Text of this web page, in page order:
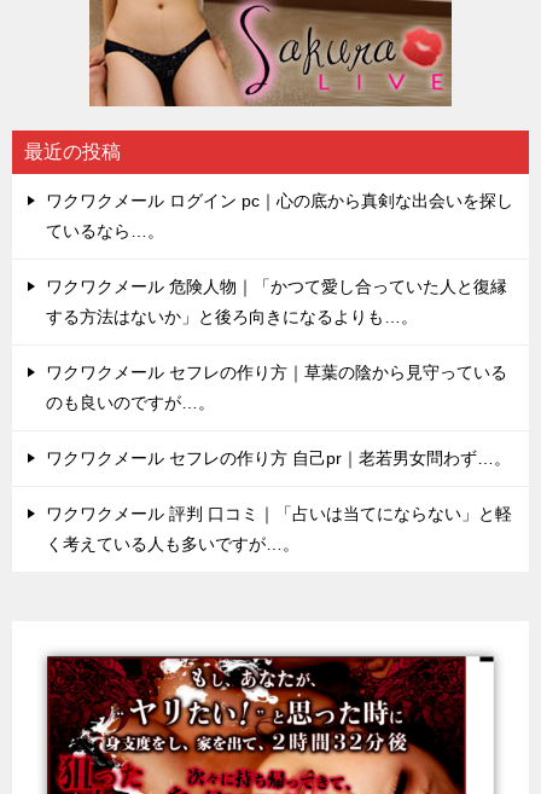
最近の投稿
ワクワクメール ログイン pc｜心の底から真剣な出会いを探し
ているなら…。
ワクワクメール 危険人物｜「かつて愛し合っていた人と復縁
する方法はないか」と後ろ向きになるよりも…。
ワクワクメール セフレの作り方｜草葉の陰から見守っている
のも良いのですが…。
ワクワクメール セフレの作り方 自己pr｜老若男女問わず…。
ワクワクメール 評判 口コミ｜「占いは当てにならない」と軽
く考えている人も多いですが…。